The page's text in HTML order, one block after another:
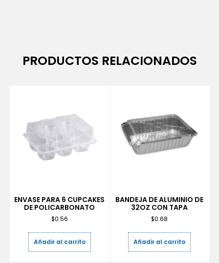
PRODUCTOS RELACIONADOS
ENVASE PARA 6 CUPCAKES
DE POLICARBONATO
$0.56
Añadir al carrito
BANDEJA DE ALUMINIO DE
32OZ CON TAPA
$0.68
Añadir al carrito